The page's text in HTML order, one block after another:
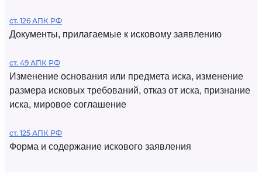
ст. 126 АПК РФ
Документы, прилагаемые к исковому заявлению
ст. 49 АПК РФ
Изменение основания или предмета иска, изменение
размера исковых требований, отказ от иска, признание
иска, мировое соглашение
ст. 125 АПК РФ
Форма и содержание искового заявления